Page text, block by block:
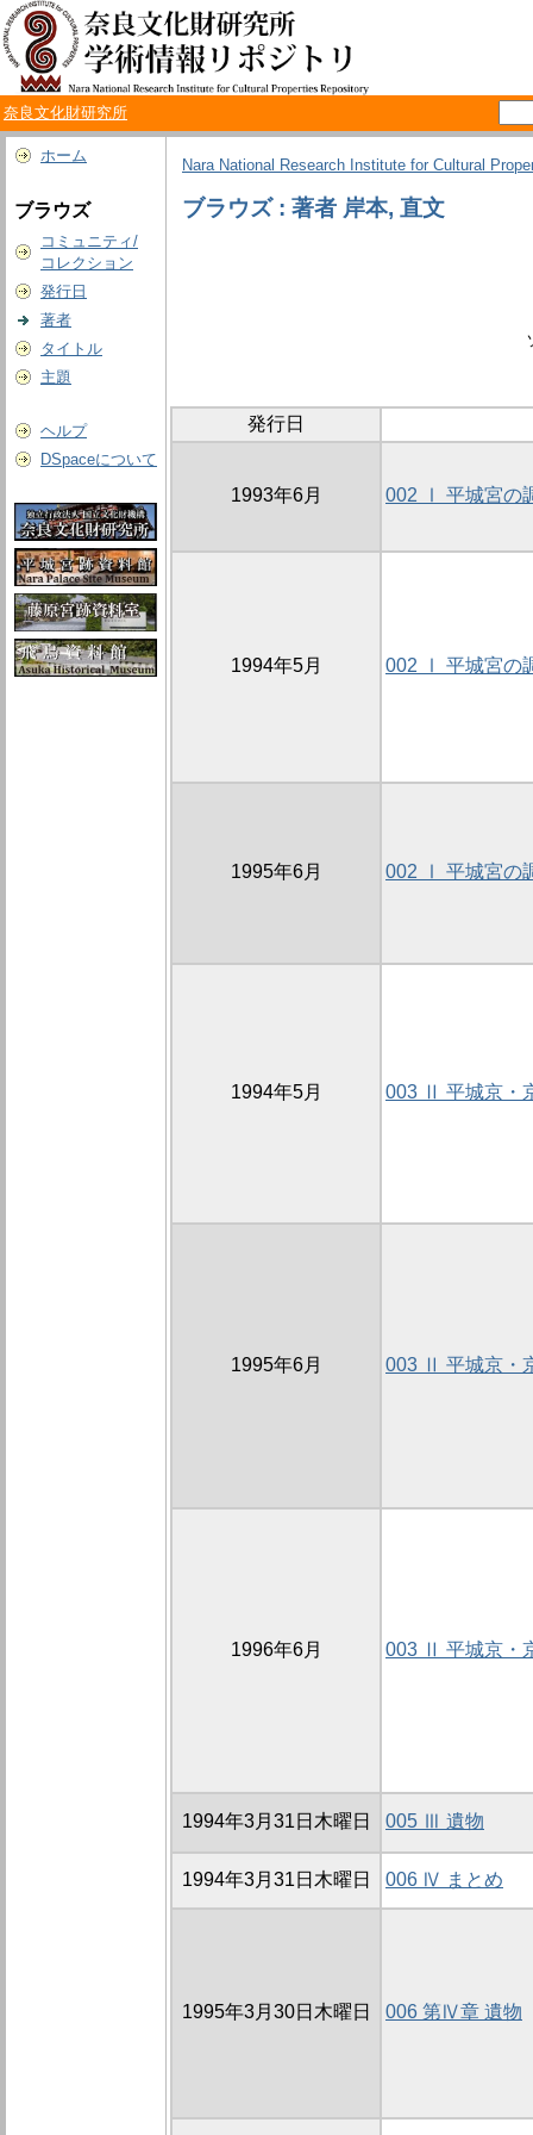
奈良文化財研究所
ホーム
ブラウズ
コミュニティ/
コレクション
発行日
著者
タイトル
主題
ヘルプ
DSpaceについて
Nara National Research Institute for Cultural
ブラウズ : 著者 岸本, 直文
発行日
1993年6月 002 Ⅰ 平城宮の
1994年5月 002 Ⅰ 平城宮の
1995年6月 002 Ⅰ 平城宮の
1994年5月 003 Ⅱ 平城京・
1995年6月 003 Ⅱ 平城京・
1996年6月 003 Ⅱ 平城京・
1994年3月31日木曜日 005 Ⅲ 遺物
1994年3月31日木曜日 006 Ⅳ まとめ
1995年3月30日木曜日 006 第Ⅳ章 遺物